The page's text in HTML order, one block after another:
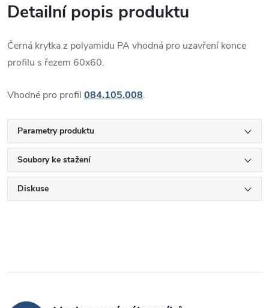
Detailní popis produktu
Černá krytka z polyamidu PA vhodná pro uzavření konce
profilu s řezem 60x60.
Vhodné pro profil 084.105.008.
Parametry produktu
Soubory ke stažení
Diskuse